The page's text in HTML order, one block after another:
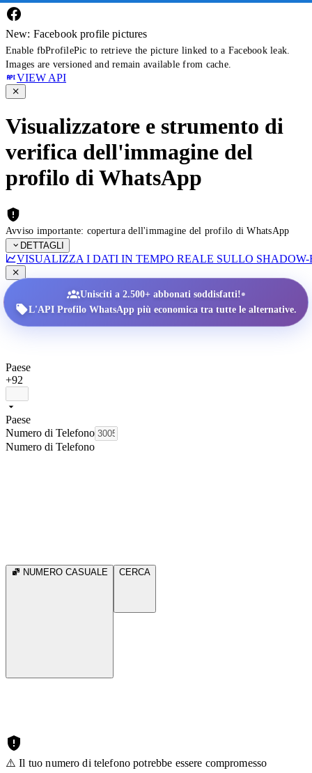
New: Facebook profile pictures
Enable fbProfilePic to retrieve the picture linked to a Facebook leak.
Images are versioned and remain available from cache.
VIEW API
Visualizzatore e strumento di
verifica dell'immagine del
profilo di WhatsApp
Avviso importante: copertura dell'immagine del profilo di WhatsApp
DETTAGLI
VISUALIZZA I DATI IN TEMPO REALE SULLO
Unisciti a 2.500+ abbonati soddisfatti!•
L'API Profilo WhatsApp più economica tra tutte le alternative.
Paese
+92
Paese
Numero di Telefono
Numero di Telefono
NUMERO CASUALE CERCA
⚠️ Il tuo numero di telefono potrebbe essere compromesso